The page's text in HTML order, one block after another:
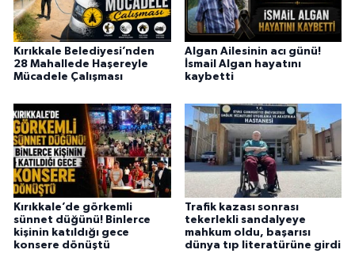
Kırıkkale Belediyesi’nden
28 Mahallede Haşereyle
Mücadele Çalışması
Algan Ailesinin acı günü!
İsmail Algan hayatını
kaybetti
Kırıkkale’de görkemli
sünnet düğünü! Binlerce
kişinin katıldığı gece
konsere dönüştü
Trafik kazası sonrası
tekerlekli sandalyeye
mahkum oldu, başarısı
dünya tıp literatürüne girdi